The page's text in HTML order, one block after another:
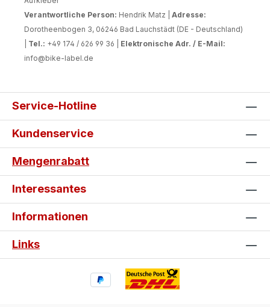
Verantwortliche Person: Hendrik Matz | Adresse:
Dorotheenbogen 3, 06246 Bad Lauchstädt (DE - Deutschland)
Tel.: +49 174 / 626 99 36 | Elektronische Adr. / E-Mail:
info@bike-label.de
Service-Hotline
Kundenservice
Mengenrabatt
Interessantes
Informationen
Links